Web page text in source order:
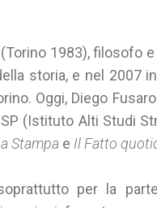
(Torino 1983), filosofo
storia, e nel 2007
Oggi, Diego
(Istituto Alti Studi
Stampa e Il Fatto
per la